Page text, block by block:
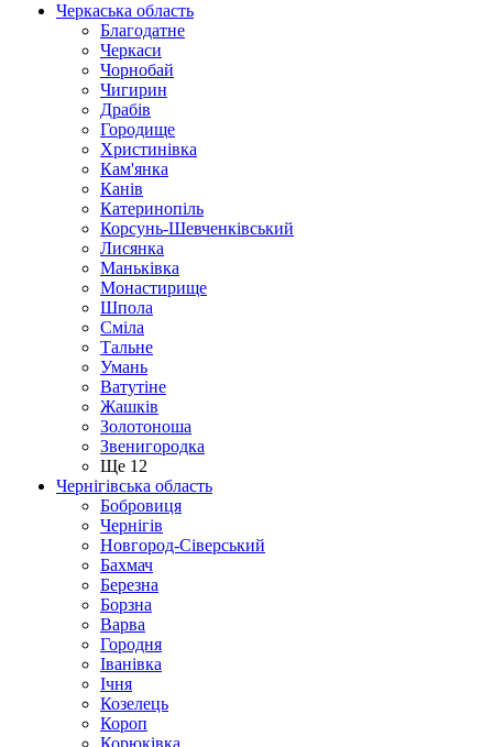
Черкаська область
Благодатне
Черкаси
Чорнобай
Чигирин
Драбів
Городище
Христинівка
Кам'янка
Канів
Катеринопіль
Корсунь-Шевченківський
Лисянка
Маньківка
Монастирище
Шпола
Сміла
Тальне
Умань
Ватутіне
Жашків
Золотоноша
Звенигородка
Ще 12
Чернігівська область
Бобровиця
Чернігів
Новгород-Сіверський
Бахмач
Березна
Борзна
Варва
Городня
Іванівка
Ічня
Козелець
Короп
Корюківка